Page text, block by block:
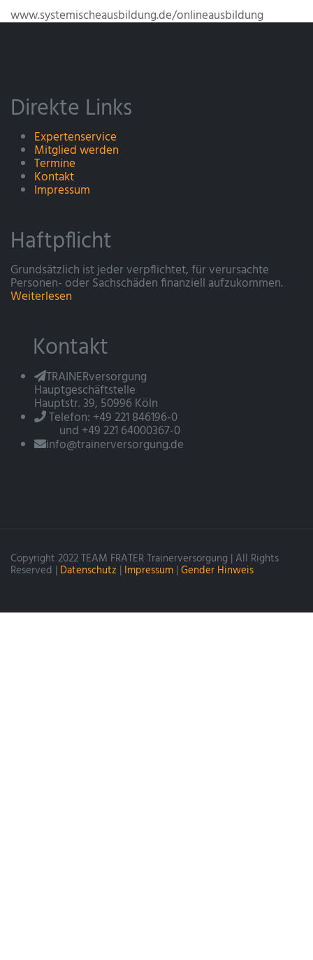
www.systemischeausbildung.de/onlineausbildung
Direkte Links
Expertenservice
Mitglied werden
Termine
Kontakt
Impressum
Haftpflicht
Grundsätzlich ist jeder verpflichtet, für verursachte
Personen- oder Sachschäden finanziell aufzukommen.
Weiterlesen
Kontakt
TRAINERversorgung
Hauptgeschäftstelle
Hauptstr. 39, 50996 Köln
Telefon: +49 221 846196-0
und +49 221 64000367-0
info@trainerversorgung.de
Copyright 2022 TEAM FRATER Trainerversorgung | All Rights
Reserved | Datenschutz | Impressum | Gender Hinweis